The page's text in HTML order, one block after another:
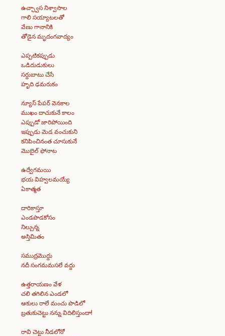
ఉచ్ఛ్వాస నిశ్వాసాల
గాలి సయ్యాటలతో
వేణు గానానికి
తోడైన మృదంగవాద్యం
ఎప్పటికప్పుడు
ఒడిదుడుకులు
సర్దుబాటు చేసే
హృది ఢమరుకం
న్యూస్ పేపర్ వెనకాల
ముఖం దాచుకునే కాలం
ఎప్పుడో జారిపోయింది
ఇప్పుడు మెడ వంచుకుని
కనిపించినంత చూసుకునే
మొబైల్ ఫోనాట
ఉద్వేగమయి
భయ విహ్వలమయ్యే
ఏకాత్మత
దారికాస్తూ
ఎండపొడకోసం
నిల్చున్న
అస్తిమితం
సముద్రమొద్దు
నదీ సంగమమసలే వద్దు
ఉత్తరాయణం వేళ
చలి తగిలిన ఎండలో
ఆకులు రాలే మంచు పొడిలో
బ్రతుకుచెట్టు నన్ను విదిలిస్తుందా!
రావి చెట్టు నీడలోనో